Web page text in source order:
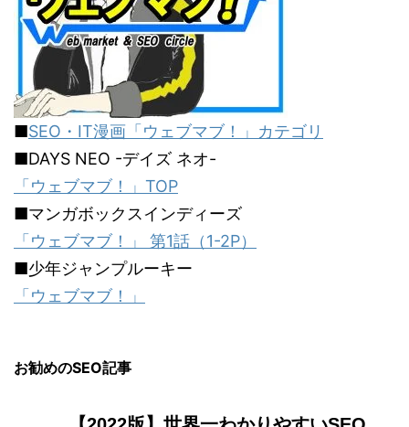
■SEO・IT漫画「ウェブマブ！」カテゴリ
■DAYS NEO -デイズ ネオ-
「ウェブマブ！」TOP
■マンガボックスインディーズ
「ウェブマブ！」 第1話（1-2P）
■少年ジャンプルーキー
「ウェブマブ！」
お勧めのSEO記事